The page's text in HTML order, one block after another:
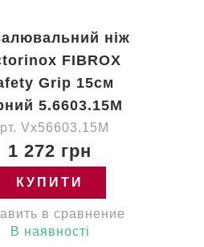
ніж
FIBROX
Grip 15см
5.6603.15M
Vx56603.15M
1 272 грн
КУПИТИ
в сравнение
В наявності